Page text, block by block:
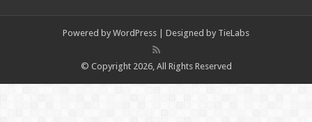
Powered by WordPress | Designed by TieLabs
© Copyright 2026, All Rights Reserved